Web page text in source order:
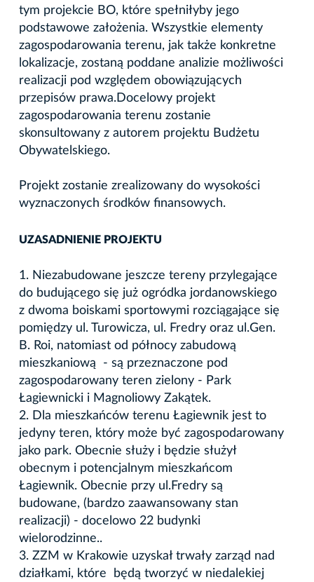
tym projekcie BO, które spełniłyby jego
podstawowe założenia. Wszystkie elementy
zagospodarowania terenu, jak także konkretne
lokalizacje, zostaną poddane analizie możliwości
realizacji pod względem obowiązujących
przepisów prawa.Docelowy projekt
zagospodarowania terenu zostanie
skonsultowany z autorem projektu Budżetu
Obywatelskiego.
Projekt zostanie zrealizowany do wysokości
wyznaczonych środków finansowych.
UZASADNIENIE PROJEKTU
1. Niezabudowane jeszcze tereny przylegające
do budującego się już ogródka jordanowskiego
z dwoma boiskami sportowymi rozciągające się
pomiędzy ul. Turowicza, ul. Fredry oraz ul.Gen.
B. Roi, natomiast od północy zabudową
mieszkaniową - są przeznaczone pod
zagospodarowany teren zielony - Park
Łagiewnicki i Magnoliowy Zakątek.
2. Dla mieszkańców terenu Łagiewnik jest to
jedyny teren, który może być zagospodarowany
jako park. Obecnie służy i będzie służył
obecnym i potencjalnym mieszkańcom
Łagiewnik. Obecnie przy ul.Fredry są
budowane, (bardzo zaawansowany stan
realizacji) - docelowo 22 budynki
wielorodzinne..
3. ZZM w Krakowie uzyskał trwały zarząd nad
działkami, które będą tworzyć w niedalekiej